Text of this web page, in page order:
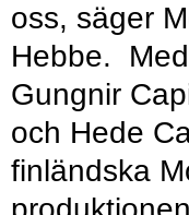
oss, säger
Hebbe.
Gungnir
och Hede
finländska